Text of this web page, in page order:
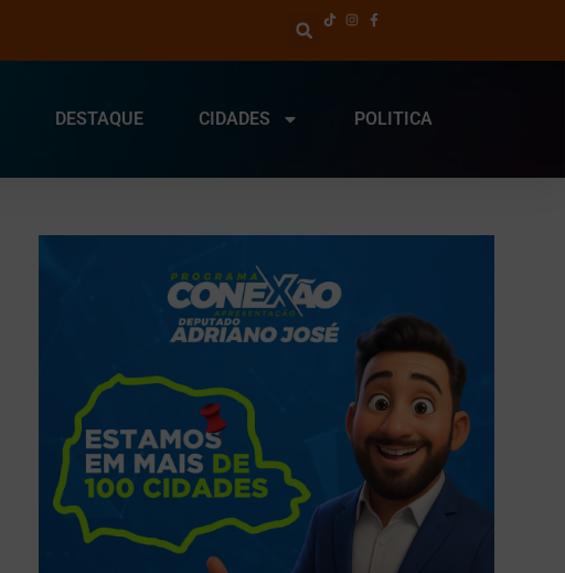
DESTAQUE CIDADES POLITICA